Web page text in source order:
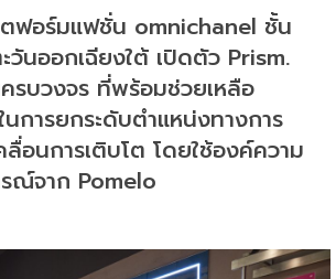
ฟอร์มแฟชั่น omnichanel ชั้น
วันออกเฉียงใต้ เปิดตัว Prism.
รบวงจร ที่พร้อมช่วยเหลือ
การยกระดับตำแหน่งทางการ
อนการเติบโต โดยใช้องค์ความ
รณ์จาก Pomelo